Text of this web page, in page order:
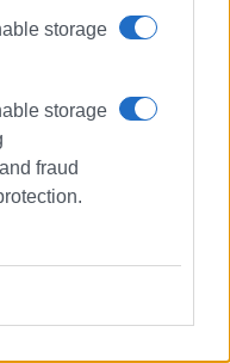
storage
storage
fraud